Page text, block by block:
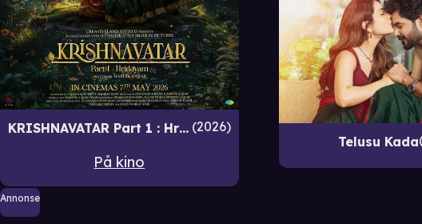
KRISHNAVATAR Part 1 : Hridhyaram 2026
På kino
Telusu Kada
Annonse